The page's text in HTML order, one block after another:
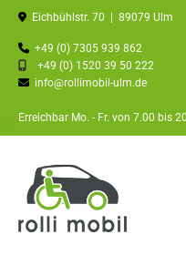
 Eichbühlstr. 70 89079 Ulm
 +49 (0) 7305 939 862
 +49 (0) 1520 39 50 222
 info@rollimobil-ulm.de
Erreichbar Mo. - Fr. von 7.00 bis